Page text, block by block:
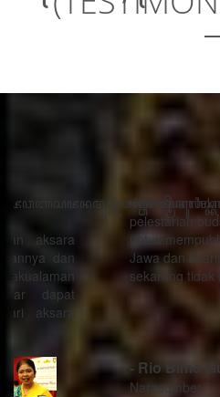
“Kemajuan teknologi
pelestarian budaya, justru
untuk mempublikasikan
Jawa dan kearifan-kearifan
sekarang tidak dapat lepas
- Rio Bimo Guritno
Narasumber